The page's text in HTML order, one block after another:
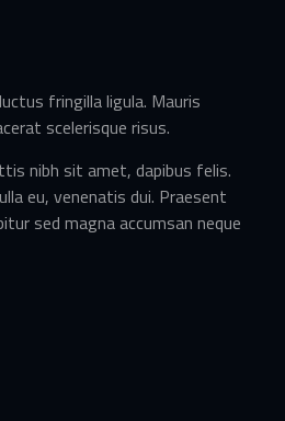
fringilla ligula. Mauris
scelerisque risus.
nibh sit amet, dapibus felis.
eu, venenatis dui. Praesent
sed magna accumsan neque